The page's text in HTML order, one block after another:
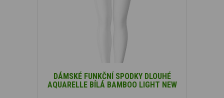
DÁMSKÉ FUNKČNÍ SPODKY DLOUHÉ
AQUARELLE BÍLÁ BAMBOO LIGHT NEW